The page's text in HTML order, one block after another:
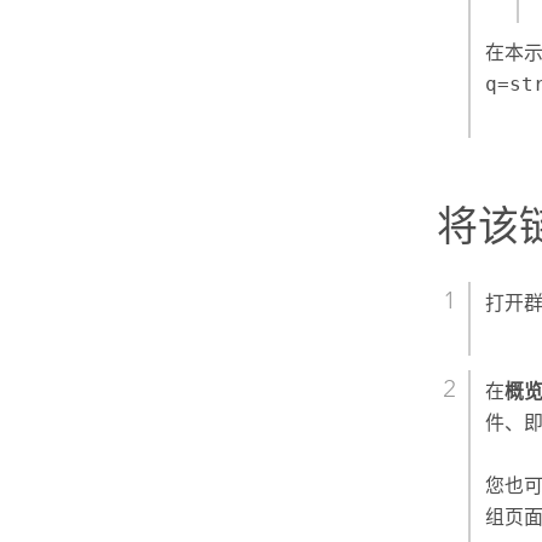
在本
将该
打开
在概
件、
您也
组页